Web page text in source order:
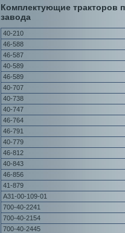
Комплектующие тракторов
завода
40-210
46-588
46-587
40-589
46-589
40-707
40-738
40-747
46-764
46-791
40-779
46-812
40-843
46-856
41-879
А31-00-109-01
700-40-2241
700-40-2154
700-40-2445